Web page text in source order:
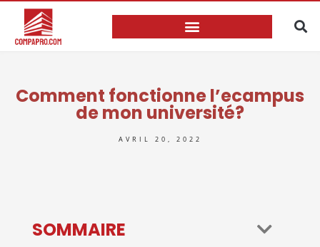
Comment fonctionne l’ecampus
de mon université?
AVRIL 20, 2022
SOMMAIRE